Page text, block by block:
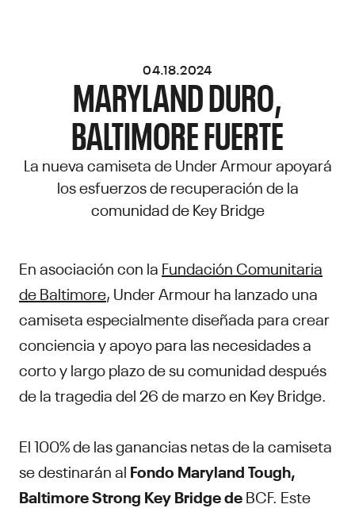
04.18.2024
MARYLAND DURO,
BALTIMORE FUERTE
La nueva camiseta de Under Armour apoyará
los esfuerzos de recuperación de la
comunidad de Key Bridge
En asociación con la Fundación Comunitaria
de Baltimore, Under Armour ha lanzado una
camiseta especialmente diseñada para crear
conciencia y apoyo para las necesidades a
corto y largo plazo de su comunidad después
de la tragedia del 26 de marzo en Key Bridge.
El 100% de las ganancias netas de la camiseta
se destinarán al Fondo Maryland Tough,
Baltimore Strong Key Bridge deBCF. Este